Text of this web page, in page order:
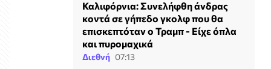
Καλιφόρνια: Συνελήφθη άνδρας
κοντά σε γήπεδο γκολφ που θα
επισκεπτόταν ο Τραμπ - Είχε όπλα
και πυρομαχικά
Διεθνή 07:13